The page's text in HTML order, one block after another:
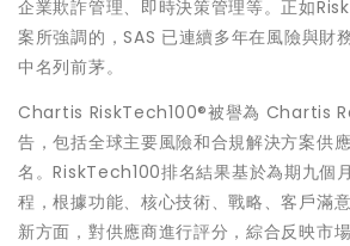
企業欺詐管理、即時決策管理等。正如
案所強調的，SAS 已連續多年在風險與財
中名列前茅。
Chartis RiskTech100®被譽為 Chartis
告，包括全球主要風險和合規解決方案供
名。RiskTech100排名結果基於為期九個
程，根據功能、核心技術、戰略、客戶滿
新方面，對供應商進行評分，綜合反映市